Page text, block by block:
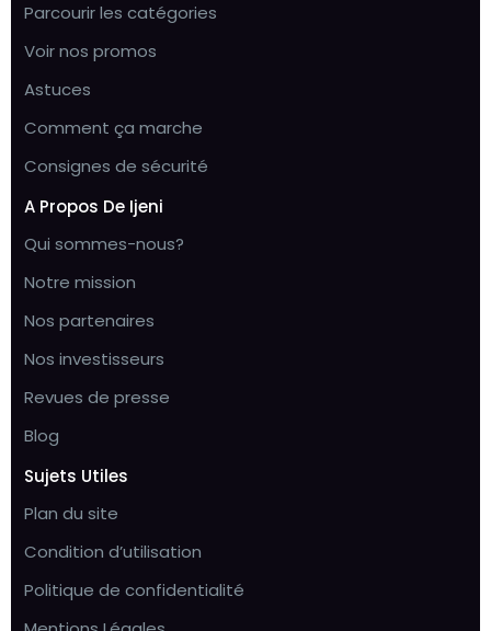
Parcourir les catégories
Voir nos promos
Astuces
Comment ça marche
Consignes de sécurité
A Propos De Ijeni
Qui sommes-nous?
Notre mission
Nos partenaires
Nos investisseurs
Revues de presse
Blog
Sujets Utiles
Plan du site
Condition d’utilisation
Politique de confidentialité